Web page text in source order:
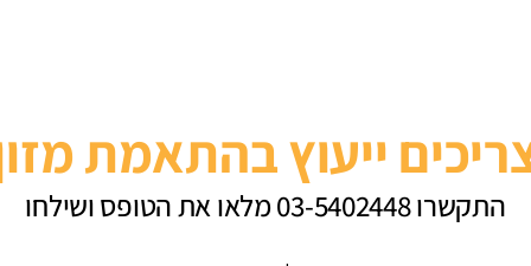
ייעוץ בהתאמת
התקשרו 03-5402448 מלאו את הטופס ושילחו